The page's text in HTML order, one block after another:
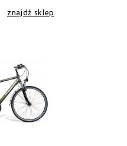
znajdź sklep